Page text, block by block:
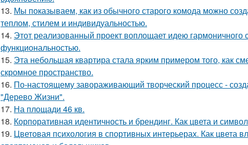
13. Мы показываем, как из обычного старого комода можно
теплом, стилем и индивидуальностью.
14. Этот реализованный проект воплощает идею гармоничного
функциональностью.
15. Эта небольшая квартира стала ярким примером того, как
скромное пространство.
16. По-настоящему завораживающий творческий процесс -
"Дерево Жизни".
17. На площади 46 кв.
18. Корпоративная идентичность и брендинг. Как цвета и
19. Цветовая психология в спортивных интерьерах. Как цвета